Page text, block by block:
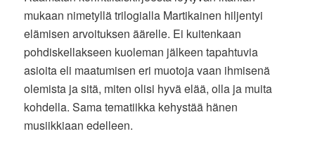
mukaan nimetyllä trilogialla Martikainen hiljentyi
elämisen arvoituksen äärelle. Ei kuitenkaan
pohdiskellakseen kuoleman jälkeen tapahtuvia
asioita eli maatumisen eri muotoja vaan ihmisenä
olemista ja sitä, miten olisi hyvä elää, olla ja muita
kohdella. Sama tematiikka kehystää hänen
musiikkiaan edelleen.